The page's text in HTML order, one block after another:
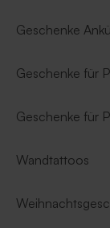
Geschenke
Geschenke für
Geschenke für
Wandtattoos